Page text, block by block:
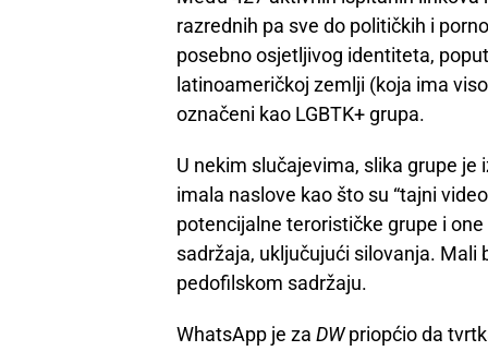
razrednih pa sve do političkih i
posebno osjetljivog identiteta,
latinoameričkoj zemlji (koja ima
označeni kao LGBTK+ grupa.
U nekim slučajevima, slika grupe
imala naslove kao što su “tajni
potencijalne terorističke grupe i
sadržaja, uključujući silovanja. Mali
pedofilskom sadržaju.
WhatsApp je za DWpriopćio da